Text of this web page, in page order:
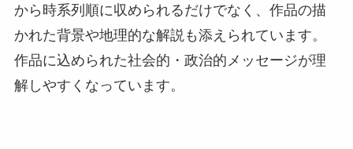
から時系列順に収められるだけでなく、作品の描
かれた背景や地理的な解説も添えられています。
作品に込められた社会的・政治的メッセージが理
解しやすくなっています。